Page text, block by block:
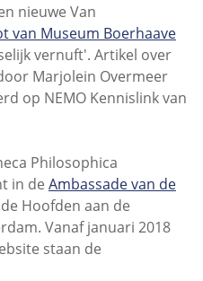
nieuwe Van
van Museum Boerhaave
vernuft'. Artikel over
Marjolein Overmeer
op NEMO Kennislink van
Philosophica
in de Ambassade van de
Hoofden aan de
Vanaf januari 2018
staan de